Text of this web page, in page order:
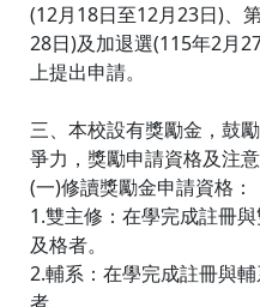
(12月18日至12月23日)、
28日)及加退選(115年2月
上提出申請。
三、本校設有獎勵金，鼓
爭力，獎勵申請資格及注
(一)修讀獎勵金申請資格：
1.雙主修：在學完成註冊
及格者。
2.輔系：在學完成註冊與